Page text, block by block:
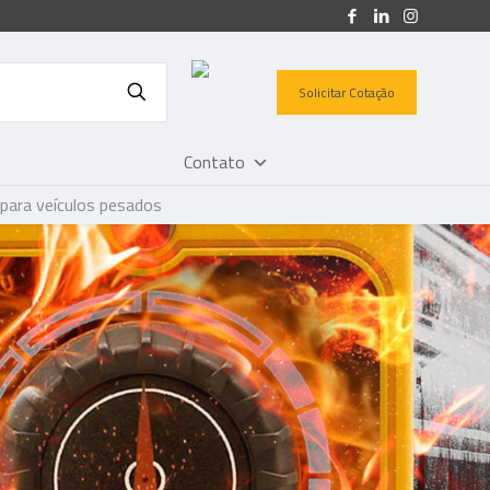
Solicitar Cotação
Contato
veículos pesados